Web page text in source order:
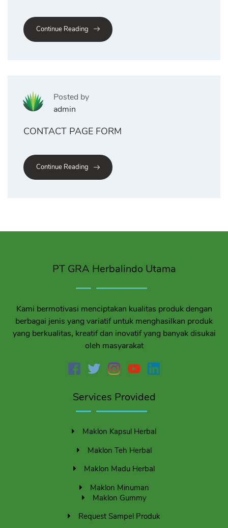
Continue Reading
Posted by
admin
CONTACT PAGE FORM
Continue Reading
PT GRA Herbalindo Utama
Kami bermotivasi menciptakan kualitas produk dengan
berbagai jenis yang variatif untuk menghasilkan produk
yang berkualitas, kreatif dan inovatif yang banyak disukai
oleh masyarakat
Services Provided
Maklon Kapsul Herbal
Maklon Teh Herbal
Maklon Madu Herbal
Maklon Minuman
Maklon Gummy
Request Sampel Produk